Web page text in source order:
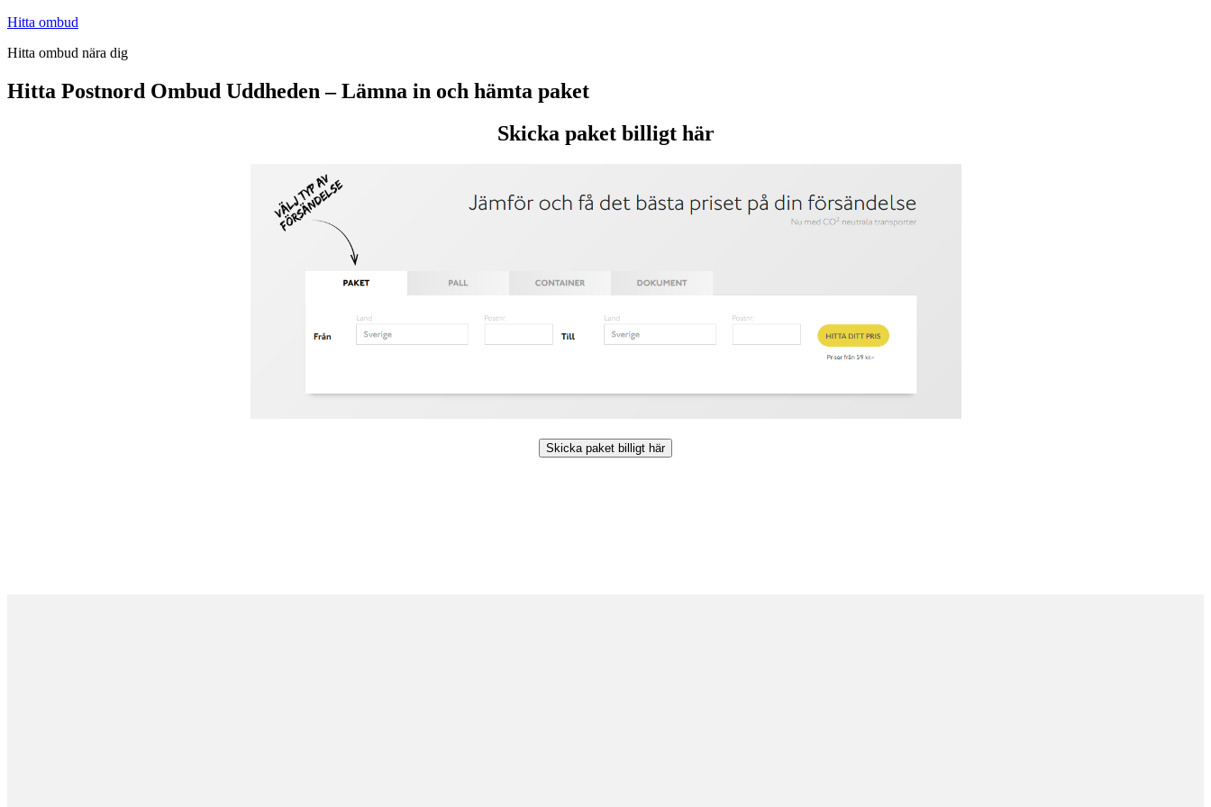
Hoppa
innehåll
Hitta ombud
Hitta ombud nära dig
Hitta Postnord Ombud Uddheden – Lämna in och hämta paket
Skicka paket billigt här
Skicka paket billigt här